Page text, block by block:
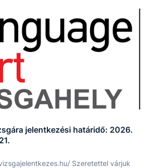
jelentkezési határidő: 2026.
Szeretettel várjuk